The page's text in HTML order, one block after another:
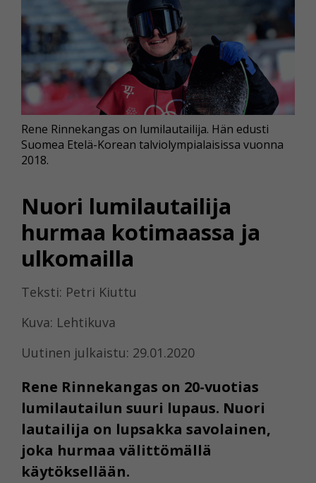
Nuori lumilautailija
hurmaa kotimaassa ja
ulkomailla
Teksti: Petri Kiuttu
Kuva: Lehtikuva
Uutinen julkaistu: 29.01.2020
Rene Rinnekangas on 20-vuotias
lumilautailun suuri lupaus. Nuori
lautailija on lupsakka savolainen,
joka hurmaa välittömällä
käytöksellään.
Rene Rinnekangas on lumilautailija. Hän edusti
Suomea Etelä-Korean talviolympialaisissa vuonna
2018.